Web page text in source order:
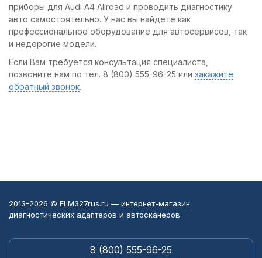
приборы для Audi A4 Allroad и проводить диагностику
авто самостоятельно. У нас вы найдете как
профессиональное оборудование для автосервисов, так
и недорогие модели.
Если Вам требуется консультация специалиста,
позвоните нам по тел. 8 (800) 555-96-25 или закажите
обратный звонок.
2013-2026 © ELM327rus.ru — интернет-магазин
диагностических адаптеров и автосканеров
8 (800) 555-96-25